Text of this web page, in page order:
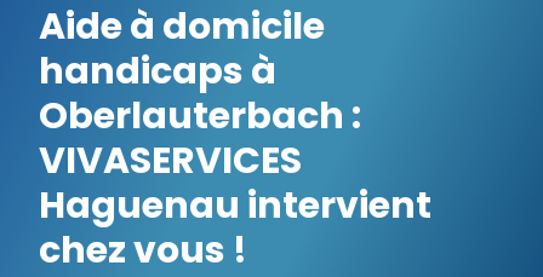
Aide à domicile
handicaps à
Oberlauterbach :
VIVASERVICES
Haguenau intervient
chez vous !